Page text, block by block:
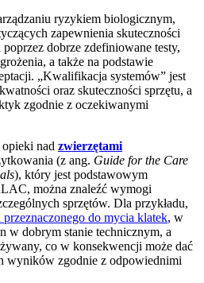
ryzykiem biologicznym,
zapewnienia skuteczności
dobrze zdefiniowane testy,
a także na podstawie
„Kwalifikacja systemów” jest
oraz skuteczności sprzętu, a
zgodnie z oczekiwanymi
nad zwierzętami
(z ang. Guide for the Care
), który jest podstawowym
można znaleźć wymogi
sprzętów. Dla przykładu,
przeznaczonego do mycia klatek, w
w dobrym stanie technicznym, a
co w konsekwencji może dać
wyników zgodnie z odpowiednimi